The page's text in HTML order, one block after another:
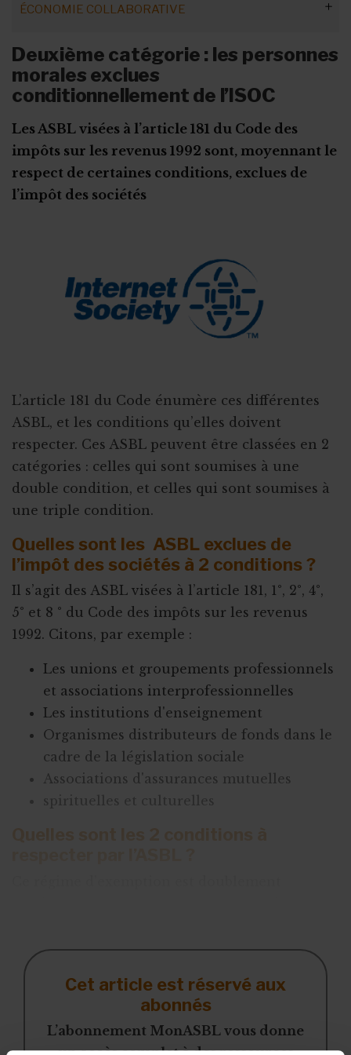
Régime fiscal des revenus immobiliers
Déductibilité des dons en ligne
Les types de libéralités
L'autorisation ministérielle préalable
Les dons manuels
Droits de donation à Bruxelles
Droits de donation en Flandre
Droits de donation en Wallonie
Base imposable et valeur vénale
Droits d'auteur et TVA
ÉCONOMIE COLLABORATIVE
Obligations des ASBL
Demande d’agrément
Deuxième catégorie : les personnes
morales exclues
conditionnellement de l’ISOC
Les ASBL visées à l’article 181 du Code des
impôts sur les revenus 1992 sont, moyennant le
respect de certaines conditions, exclues de
l’impôt des sociétés
L’article 181 du Code énumère ces différentes
ASBL, et les conditions qu’elles doivent
respecter. Ces ASBL peuvent être classées en 2
catégories : celles qui sont soumises à une
double condition, et celles qui sont soumises à
une triple condition.
Quelles sont les ASBL exclues de
l’impôt des sociétés à 2 conditions ?
Il s’agit des ASBL visées à l’article 181, 1°, 2°, 4°,
5° et 8 ° du Code des impôts sur les revenus
1992. Citons, par exemple :
Les unions et groupements professionnels
et associations interprofessionnelles
Les institutions d'enseignement
Organismes distributeurs de fonds dans le
cadre de la législation sociale
Associations d'assurances mutuelles
spirituelles et culturelles
Cet article est réservé aux
abonnés
L’abonnement MonASBL vous donne